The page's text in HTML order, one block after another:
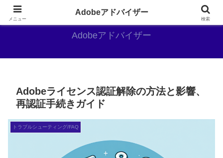
Adobe好きのAdobe推しブログ
Adobeアドバイザー
Adobeライセンス認証解除の方法と影響、
再認証手続きガイド
トラブルシューティング/FAQ
メニュー
Adobeアドバイザー
検索